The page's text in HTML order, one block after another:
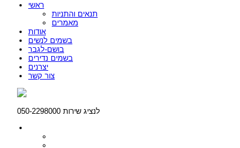
ראשי
תנאים והתניות
מאמרים
אודות
בשמים לנשים
בושם-לגבר
בשמים נדירים
יצרנים
צור קשר
לנציג שירות 050-2298000